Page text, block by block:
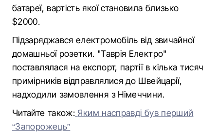
батареї, вартість якої становила близько
$2000.
Підзаряджався електромобіль від звичайної
домашньої розетки. "Таврія Електро"
поставлялася на експорт, партії в кілька тисяч
примірників відправлялися до Швейцарії,
надходили замовлення з Німеччини.
Читайте також: Яким насправді був перший
“Запорожець”